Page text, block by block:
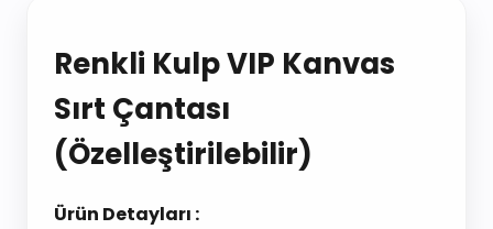
Renkli Kulp VIP Kanvas
Sırt Çantası
(Özelleştirilebilir)
Ürün Detayları :